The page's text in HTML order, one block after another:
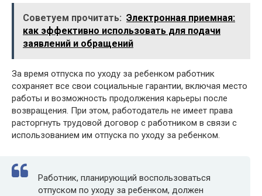
Советуем прочитать: Электронная приемная:
как эффективно использовать для подачи
заявлений и обращений
За время отпуска по уходу за ребенком работник
сохраняет все свои социальные гарантии, включая место
работы и возможность продолжения карьеры после
возвращения. При этом, работодатель не имеет права
расторгнуть трудовой договор с работником в связи с
использованием им отпуска по уходу за ребенком.
Работник, планирующий воспользоваться
отпуском по уходу за ребенком, должен